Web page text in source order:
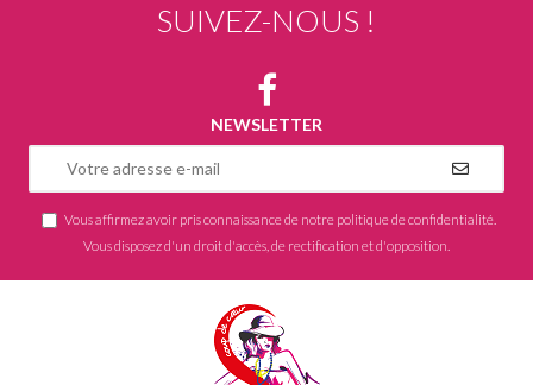
SUIVEZ-NOUS !
NEWSLETTER
Vous affirmez avoir pris connaissance de notre politique de confidentialité
Vous disposez d'un droit d'accès, de rectification et d'opposition.